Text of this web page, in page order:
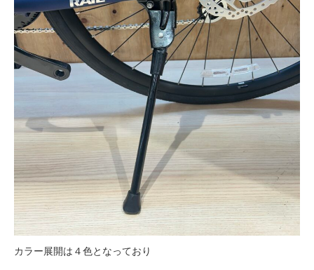
カラー展開は４色となっており